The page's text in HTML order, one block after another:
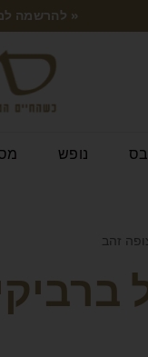
« להרשמה
נופש
זהב